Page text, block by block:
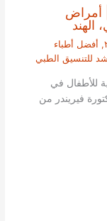
أمراض
الهند
, أفضل أطباء
للتنسيق الطبي
للأطفال في
تعتبر الدكتورة فيريندر من